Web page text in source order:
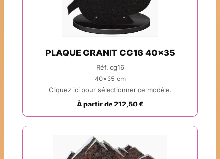
PLAQUE GRANIT CG16 40x35
Réf. cg16
40x35 cm
Cliquez ici pour sélectionner ce modèle.
À partir de 212,50 €